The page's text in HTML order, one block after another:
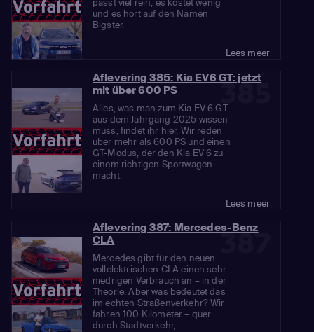
passt viel rein, es kostet wenig
und es hört auf den Namen
Bigster.
Lees meer
385
Aflevering 385: Kia EV6 GT: jetzt
mit über 600 PS
Alles, was man zum Kia EV 6 GT
aus dem Jahrgang 2025 wissen
muss, findet ihr hier. Wir reden
über mehr als 600 PS und einen
GT-Modus, der den Kia EV 6 zu
einem richtigen Sportwagen
macht.
Lees meer
387
Aflevering 387: Mercedes-Benz
CLA
Mercedes gibt für den neuen
vollelektrischen CLA einen sehr
niedrigen Verbrauch an – in der
Theorie. Aber was bedeutet das
im echten Straßenverkehr? Wir
fahren 100 Kilometer – quer
durch Stadtverkehr,...